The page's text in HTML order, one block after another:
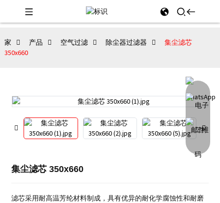
家 产品 空气过滤 除尘器过滤器
集尘滤芯
350x660
集尘滤芯 350x660
滤芯采用耐高温芳纶材料制成，具有优异的耐化学腐蚀性和耐磨